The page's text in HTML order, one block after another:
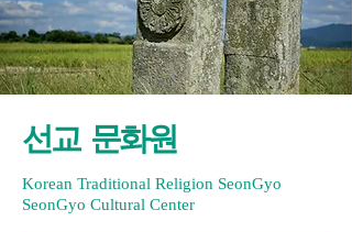
선교 문화원
Korean Traditional Religion SeonGyo
SeonGyo Cultural Center